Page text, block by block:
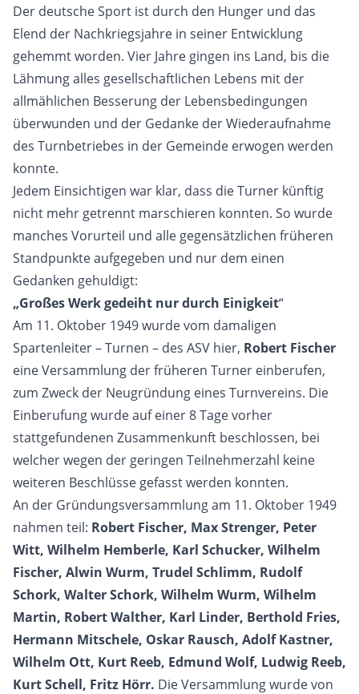
Der deutsche Sport ist durch den Hunger und das
Elend der Nachkriegsjahre in seiner Entwicklung
gehemmt worden. Vier Jahre gingen ins Land, bis die
Lähmung alles gesellschaftlichen Lebens mit der
allmählichen Besserung der Lebensbedingungen
überwunden und der Gedanke der Wiederaufnahme
des Turnbetriebes in der Gemeinde erwogen werden
konnte.
Jedem Einsichtigen war klar, dass die Turner künftig
nicht mehr getrennt marschieren konnten. So wurde
manches Vorurteil und alle gegensätzlichen früheren
Standpunkte aufgegeben und nur dem einen
Gedanken gehuldigt:
„Großes Werk gedeiht nur durch Einigkeit“
Am 11. Oktober 1949 wurde vom damaligen
Spartenleiter – Turnen – des ASV hier, Robert Fischer
eine Versammlung der früheren Turner einberufen,
zum Zweck der Neugründung eines Turnvereins. Die
Einberufung wurde auf einer 8 Tage vorher
stattgefundenen Zusammenkunft beschlossen, bei
welcher wegen der geringen Teilnehmerzahl keine
weiteren Beschlüsse gefasst werden konnten.
An der Gründungsversammlung am 11. Oktober 1949
nahmen teil: Robert Fischer, Max Strenger, Peter
Witt, Wilhelm Hemberle, Karl Schucker, Wilhelm
Fischer, Alwin Wurm, Trudel Schlimm, Rudolf
Schork, Walter Schork, Wilhelm Wurm, Wilhelm
Martin, Robert Walther, Karl Linder, Berthold Fries,
Hermann Mitschele, Oskar Rausch, Adolf Kastner,
Wilhelm Ott, Kurt Reeb, Edmund Wolf, Ludwig Reeb,
Kurt Schell, Fritz Hörr. Die Versammlung wurde von